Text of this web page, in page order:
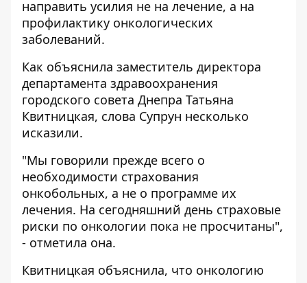
направить усилия не на лечение, а на
профилактику онкологических
заболеваний.
Как объяснила заместитель директора
департамента здравоохранения
городского совета Днепра Татьяна
Квитницкая, слова Супрун несколько
исказили.
"Мы говорили прежде всего о
необходимости страхования
онкобольных, а не о программе их
лечения. На сегодняшний день страховые
риски по онкологии пока не просчитаны",
- отметила она.
Квитницкая объяснила, что онкологию